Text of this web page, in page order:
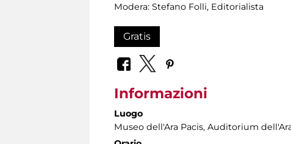
Modera: Stefano Folli, Editorialista
Gratis
Informazioni
Luogo
Museo dell'Ara Pacis, Auditorium